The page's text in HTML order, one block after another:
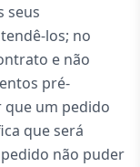
seus
los; no
e não
pré-
que um pedido
que será
não puder